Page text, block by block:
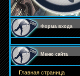
Форма входа
Меню сайта
Главная страница